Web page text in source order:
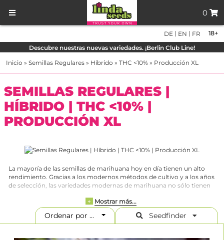
0
18+
DE | EN | FR
Descubre nuestras nuevas variedades. ¡Berlin Club Line!
Inicio » Semillas Regulares » Híbrido » THC <10% » Producción XL
SEMILLAS REGULARES |
HÍBRIDO | THC <10% |
PRODUCCIÓN XL
La mayoría de las semillas de marihuana hoy en día tienen un alto
rendimiento. Gracias a los modernos métodos de cultivo y a los años
de selección, las variedades modernas de marihuana no sólo tienen
también se han multiplicado. En comparación con los años 70 y 80
del siglo pasado, cuando sólo había en el mercado unas pocas
semillas de marihuana de alto rendimiento. Con las nuevas y
+ Mostrar más...
Seedfinder
Ordenar por ...